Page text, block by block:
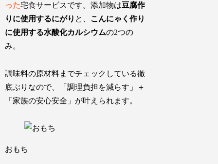
った宅食サービスです。添加物は豆腐作
りに使用するにがり と、
こんにゃく作り
に使用する水酸化カルシウムの2つの
み。
調味料の原材料までチェックしている徹
底ぶり なので、「調理負担を減らす 」＋
「家族の安心安全 」が叶えられます。
おもち